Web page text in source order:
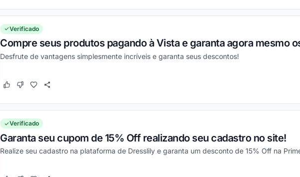
Verificado
Compre seus produtos pagando à Vista e garanta agora mesmo
Desfrute de vantagens simplesmente incríveis e garanta seus descontos!
Este cupom funcionou
Este cupom não funcionou
Verificado
Garanta seu cupom de 15% Off realizando seu cadastro no site!
Realize seu cadastro na plataforma de Dresslily e garanta um desconto de 15% Off na